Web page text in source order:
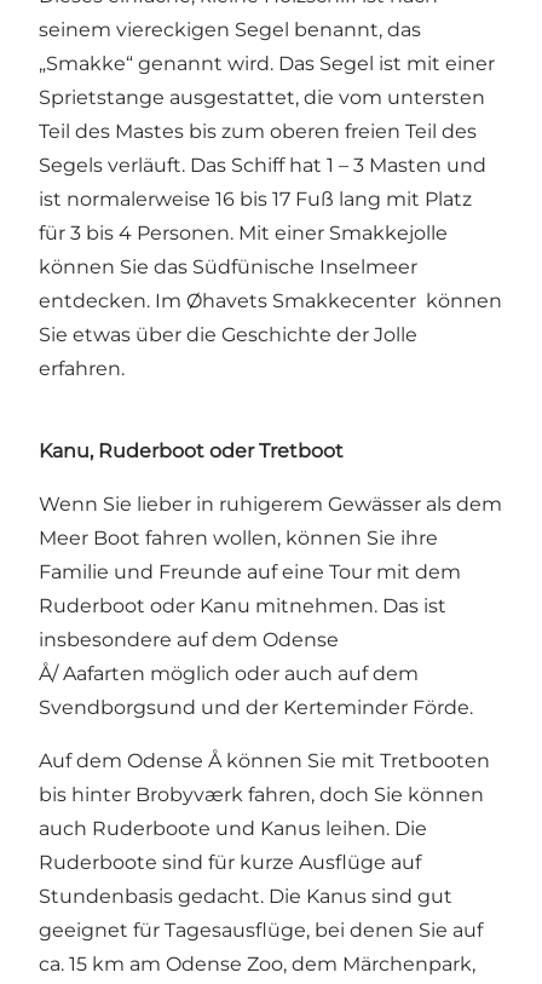
seinem viereckigen Segel benannt, das
„Smakke“ genannt wird. Das Segel ist mit einer
Sprietstange ausgestattet, die vom untersten
Teil des Mastes bis zum oberen freien Teil des
Segels verläuft. Das Schiff hat 1 – 3 Masten und
ist normalerweise 16 bis 17 Fuß lang mit Platz
für 3 bis 4 Personen. Mit einer Smakkejolle
können Sie das Südfünische Inselmeer
entdecken. Im Øhavets Smakkecenter können
Sie etwas über die Geschichte der Jolle
erfahren.
Kanu, Ruderboot oder Tretboot
Wenn Sie lieber in ruhigerem Gewässer als dem
Meer Boot fahren wollen, können Sie ihre
Familie und Freunde auf eine Tour mit dem
Ruderboot oder Kanu mitnehmen. Das ist
insbesondere auf dem Odense
Å/Aafarten möglich oder auch auf dem
Svendborgsund und der Kerteminder Förde.
Auf dem Odense Å können Sie mit Tretbooten
bis hinter Brobyværk fahren, doch Sie können
auch Ruderboote und Kanus leihen. Die
Ruderboote sind für kurze Ausflüge auf
Stundenbasis gedacht. Die Kanus sind gut
geeignet für Tagesausflüge, bei denen Sie auf
ca. 15 km am Odense Zoo, dem Märchenpark,